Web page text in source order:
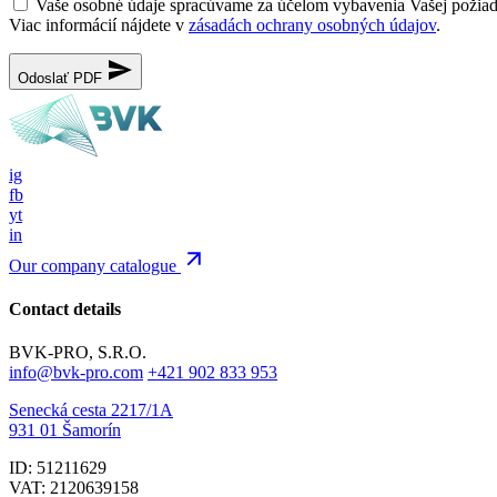
Vaše osobné údaje spracúvame za účelom vybavenia Vašej
Viac informácií nájdete v zásadách ochrany osobných údajov.
Odoslať PDF
ig
fb
yt
in
Our company catalogue
Contact details
BVK-PRO, S.R.O.
info@bvk-pro.com +421 902 833 953
Senecká cesta 2217/1A
931 01 Šamorín
ID: 51211629
VAT: 2120639158